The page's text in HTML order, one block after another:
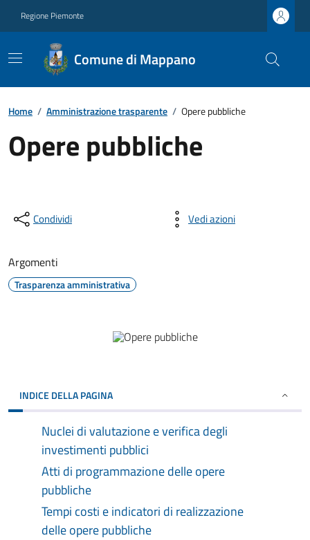
Regione Piemonte
Comune di Mappano
Home / Amministrazione trasparente / Opere pubbliche
Opere pubbliche
Condividi Vedi azioni
Argomenti
Trasparenza amministrativa
INDICE DELLA PAGINA
Nuclei di valutazione e verifica degli
investimenti pubblici
Atti di programmazione delle opere
pubbliche
Tempi costi e indicatori di realizzazione
delle opere pubbliche